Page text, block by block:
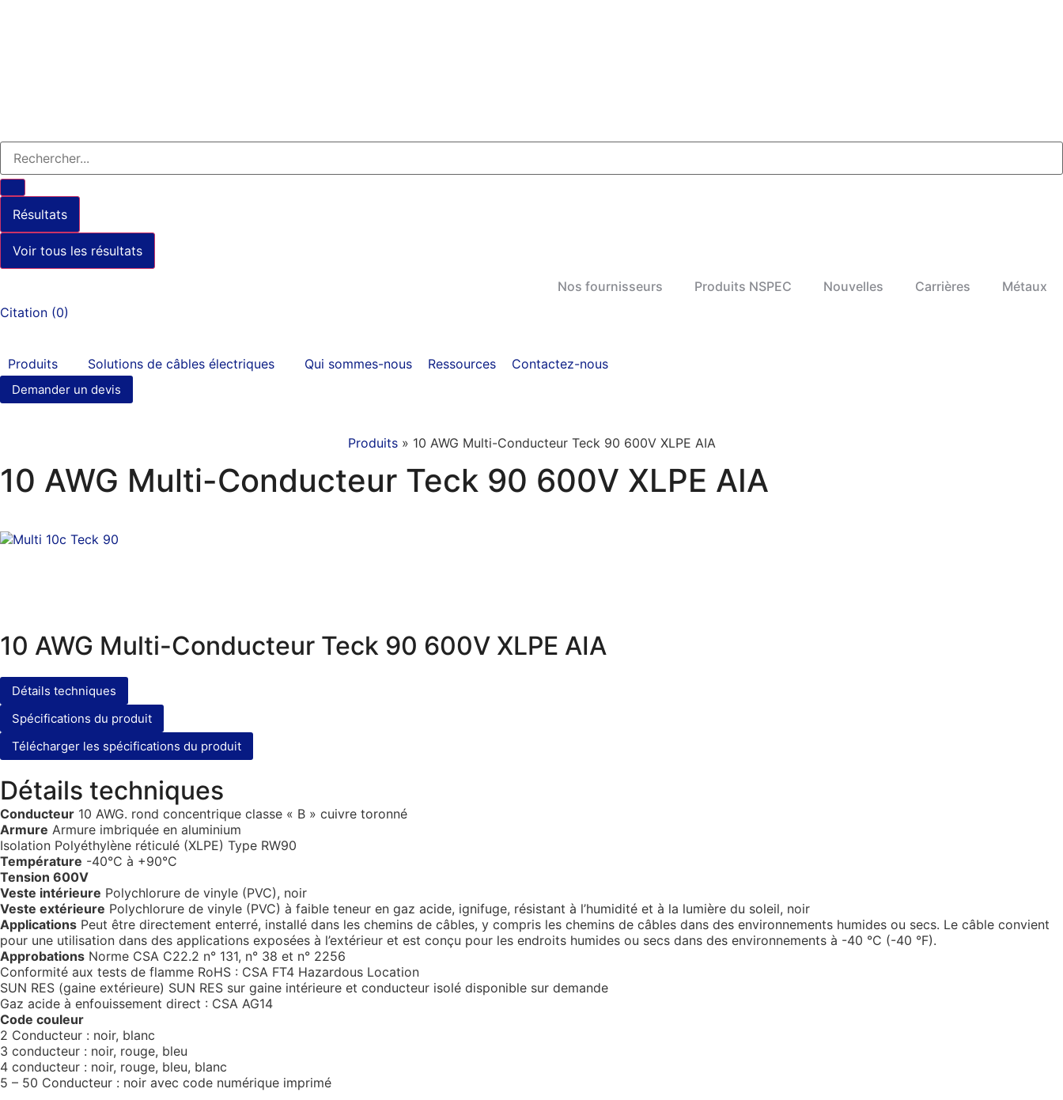
Résultats
Voir tous les résultats
Nos fournisseurs Produits NSPEC Nouvelles Carrières
Métaux
Citation (0)
Produits Solutions de câbles électriques Qui sommes-nous Ressources Contactez-nous
Demander un devis
Produits» 10 AWG Multi-Conducteur Teck 90 600V XLPE AIA
10 AWG Multi-Conducteur Teck 90 600V XLPE AIA
10 AWG Multi-Conducteur Teck 90 600V XLPE AIA
Détails techniques
Spécifications du produit
Télécharger les spécifications du produit
Détails techniques
Conducteur 10 AWG. rond concentrique classe « B » cuivre toronné
Armure Armure imbriquée en aluminium
Isolation Polyéthylène réticulé (XLPE) Type RW90
Température -40°C à +90°C
Tension 600V
Veste intérieure Polychlorure de vinyle (PVC), noir
Veste extérieure Polychlorure de vinyle (PVC) à faible teneur en gaz acide, ignifuge, résistant à l’humidité et à la lumière du soleil, noir
Applications Peut être directement enterré, installé dans les chemins de câbles, y compris les chemins de câbles dans des environnements humides ou secs. Le câble convient
pour une utilisation dans des applications exposées à l’extérieur et est conçu pour les endroits humides ou secs dans des environnements à -40 °C (-40 °F).
Approbations Norme CSA C22.2 n° 131, n° 38 et n° 2256
Conformité aux tests de flamme RoHS : CSA FT4 Hazardous Location
SUN RES (gaine extérieure) SUN RES sur gaine intérieure et conducteur isolé disponible sur demande
Gaz acide à enfouissement direct : CSA AG14
Code couleur
2 Conducteur : noir, blanc
3 conducteur : noir, rouge, bleu
4 conducteur : noir, rouge, bleu, blanc
5 – 50 Conducteur : noir avec code numérique imprimé